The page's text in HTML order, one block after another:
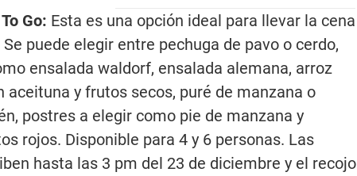
Go: Esta es una opción ideal para llevar la cena
puede elegir entre pechuga de pavo o cerdo,
ensalada waldorf, ensalada alemana, arroz
aceituna y frutos secos, puré de manzana o
postres a elegir como pie de manzana y
rojos. Disponible para 4 y 6 personas. Las
hasta las 3 pm del 23 de diciembre y el recojo